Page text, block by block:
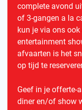
complete avond
of 3-gangen a la
kun je via ons
entertainment
afvaarten is het
op tijd te
Geef in je offerte-
diner en/of show